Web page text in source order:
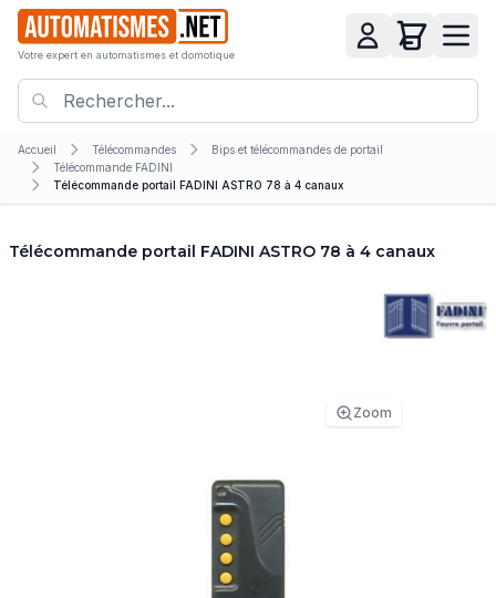
Votre expert en automatismes et domotique
Accueil Télécommandes
Bips et télécommandes de portail
Télécommande FADINI
Télécommande portail FADINI ASTRO 78 à 4 canaux
Télécommande portail FADINI ASTRO 78 à 4 canaux
Zoom